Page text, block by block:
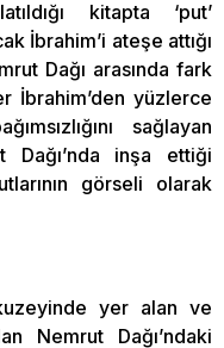
kitapta ‘put’
İbrahim’i ateşe attığı
Dağı arasında fark
İbrahim’den yüzlerce
sağlayan
Dağı’nda inşa ettiği
görseli olarak
yer alan ve
Nemrut Dağı’ndaki